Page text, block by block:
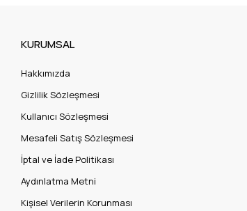
KURUMSAL
Hakkımızda
Gizlilik Sözleşmesi
Kullanıcı Sözleşmesi
Mesafeli Satış Sözleşmesi
İptal ve İade Politikası
Aydınlatma Metni
Kişisel Verilerin Korunması